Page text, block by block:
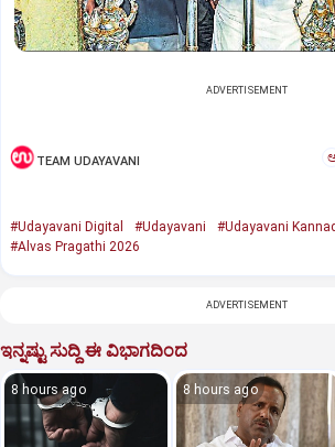
ADVERTISEMENT
TEAM UDAYAVANI
#Udayavani Digital #Udayavani #Udayavani
#Alvas Pragathi 2026
ADVERTISEMENT
ಇನ್ನಷ್ಟು ಸುದ್ದಿ ಈ ವಿಭಾಗದಿಂದ
8 hours ago 8 hours ago